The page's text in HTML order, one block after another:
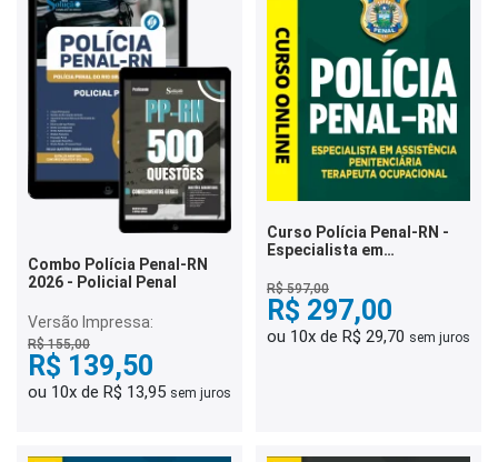
Combo Polícia Penal-RN
2026 - Policial Penal
Versão Impressa:
R$ 155,00
R$ 139,50
ou 10x de R$ 13,95 sem juros
Curso Polícia Penal-RN -
Especialista em
Terapeuta Ocupacional
R$ 597,00
R$ 297,00
ou 10x de R$ 29,70 sem juros